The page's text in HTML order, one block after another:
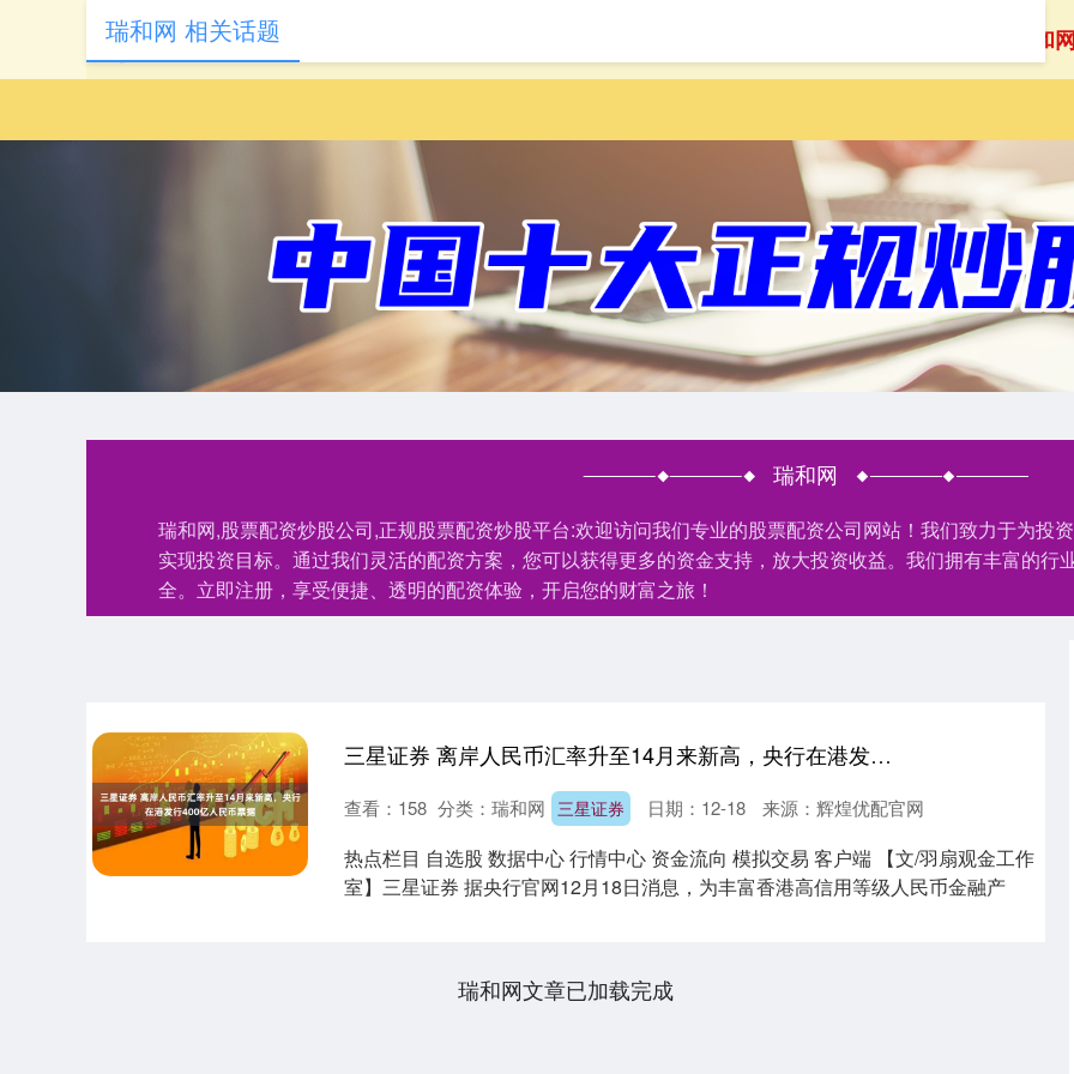
瑞和
瑞和网
瑞和网,股票配资炒股公司,正规股票配资炒股平台:欢迎访问我们专业的股票配资公司网站！我们致力于为投
实现投资目标。通过我们灵活的配资方案，您可以获得更多的资金支持，放大投资收益。我们拥有丰富的行
全。立即注册，享受便捷、透明的配资体验，开启您的财富之旅！
瑞和网 相关话题
三星证券 离岸人民币汇率升至14月来新高，央行在港发行400亿人民币票据
三星证券 日期：12-18 来源：辉煌优配官网
查看： 158 分类： 瑞和网
热点栏目 自选股 数据中心 行情中心 资金流向 模拟交易 客户端 【文/羽扇观金工作
室】三星证券 据央行官网12月18日消息，为丰富香港高信用等级人民币金融产
瑞和网文章已加载完成